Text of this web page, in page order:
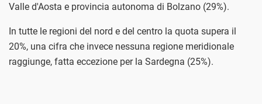
Valle d'Aosta e provincia autonoma di Bolzano (29%).
In tutte le regioni del nord e del centro la quota supera il
20%, una cifra che invece nessuna regione meridionale
raggiunge, fatta eccezione per la Sardegna (25%).